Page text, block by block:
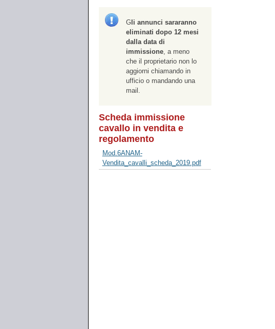
G li annunci sararanno
eliminati dopo 12 mesi
dalla data di
immissione , a meno
che il proprietario non lo
aggiorni chiamando in
ufficio o mandando una
mail.
Scheda immissione
cavallo in vendita e
regolamento
Mod.6ANAM-
Vendita_cavalli_scheda_2019.pdf